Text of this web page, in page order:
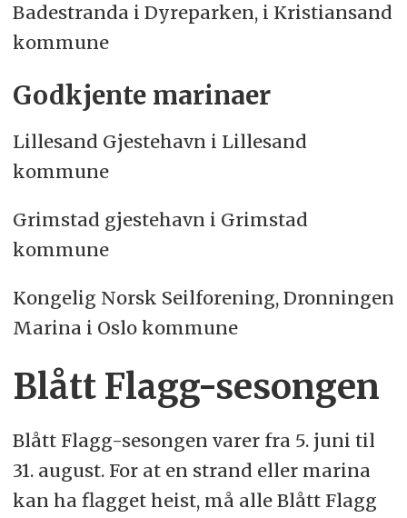
Badestranda i Dyreparken, i Kristiansand
kommune
Godkjente marinaer
Lillesand Gjestehavn i Lillesand
kommune
Grimstad gjestehavn i Grimstad
kommune
Kongelig Norsk Seilforening, Dronningen
Marina i Oslo kommune
Blått Flagg-sesongen
Blått Flagg-sesongen varer fra 5. juni til
31. august. For at en strand eller marina
kan ha flagget heist, må alle Blått Flagg